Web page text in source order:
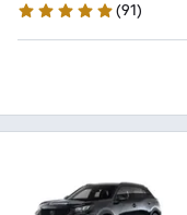
4.8 Sterne
(91)